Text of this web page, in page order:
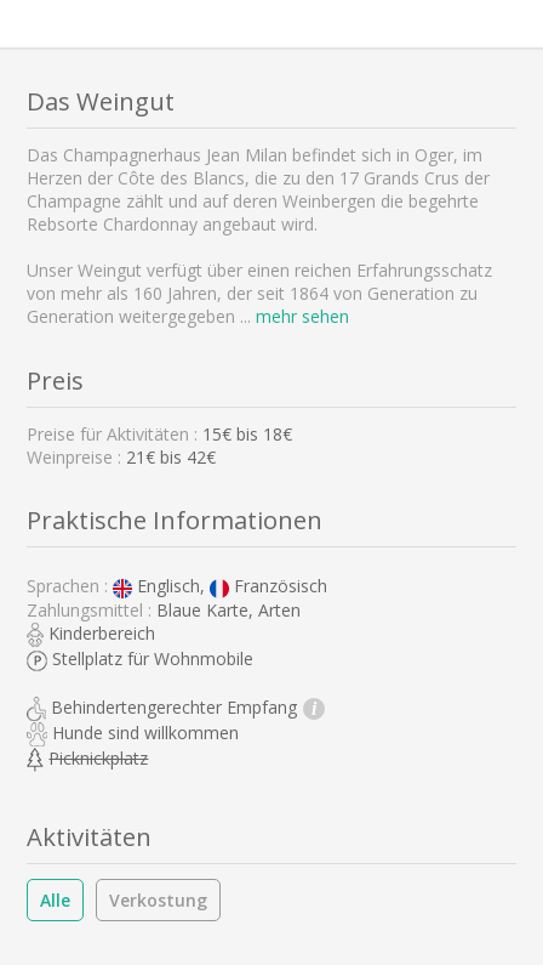
Das Weingut
Das Champagnerhaus Jean Milan befindet sich in Oger, im
Herzen der Côte des Blancs, die zu den 17 Grands Crus der
Champagne zählt und auf deren Weinbergen die begehrte
Rebsorte Chardonnay angebaut wird.
Unser Weingut verfügt über einen reichen Erfahrungsschatz
von mehr als 160 Jahren, der seit 1864 von Generation zu
Generation weitergegeben ... mehr sehen
Preis
Preise für Aktivitäten : 15€ bis 18€
Weinpreise : 21€ bis 42€
Praktische Informationen
Sprachen : Englisch,
Französisch
Zahlungsmittel : Blaue Karte, Arten
Kinderbereich
Stellplatz für Wohnmobile
Behindertengerechter Empfang i
Hunde sind willkommen
Picknickplatz
Aktivitäten
Alle Verkostung